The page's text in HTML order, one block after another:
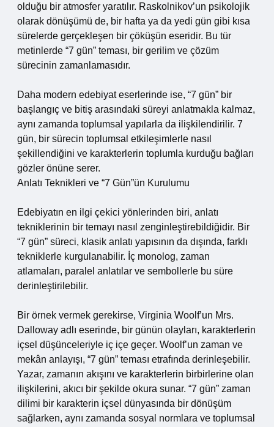
olduğu bir atmosfer yaratılır. Raskolnikov’un psikolojik
olarak dönüşümü de, bir hafta ya da yedi gün gibi kısa
sürelerde gerçekleşen bir çöküşün eseridir. Bu tür
metinlerde “7 gün” teması, bir gerilim ve çözüm
sürecinin zamanlamasıdır.
Daha modern edebiyat eserlerinde ise, “7 gün” bir
başlangıç ve bitiş arasındaki süreyi anlatmakla kalmaz,
aynı zamanda toplumsal yapılarla da ilişkilendirilir. 7
gün, bir sürecin toplumsal etkileşimlerle nasıl
şekillendiğini ve karakterlerin toplumla kurduğu bağları
gözler önüne serer.
Anlatı Teknikleri ve “7 Gün”ün Kurulumu
Edebiyatın en ilgi çekici yönlerinden biri, anlatı
tekniklerinin bir temayı nasıl zenginleştirebildiğidir. Bir
“7 gün” süreci, klasik anlatı yapısının da dışında, farklı
tekniklerle kurgulanabilir. İç monolog, zaman
atlamaları, paralel anlatılar ve sembollerle bu süre
derinleştirilebilir.
Bir örnek vermek gerekirse, Virginia Woolf’un Mrs.
Dalloway adlı eserinde, bir günün olayları, karakterlerin
içsel düşünceleriyle iç içe geçer. Woolf’un zaman ve
mekân anlayışı, “7 gün” teması etrafında derinleşebilir.
Yazar, zamanın akışını ve karakterlerin birbirlerine olan
ilişkilerini, akıcı bir şekilde okura sunar. “7 gün” zaman
dilimi bir karakterin içsel dünyasında bir dönüşüm
sağlarken, aynı zamanda sosyal normlara ve toplumsal